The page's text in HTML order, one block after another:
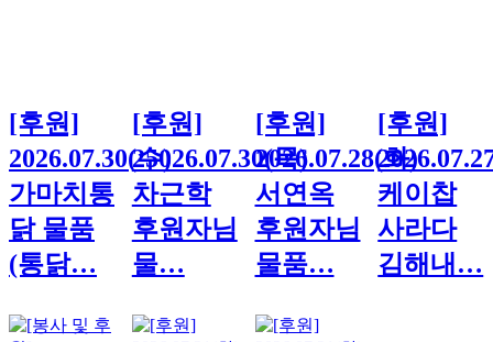
[후원]
2026.07.30(수)
가마치통
닭 물품
(통닭…
[후원]
25026.07.30(목)
차근학
후원자님
물…
[후원]
2026.07.28(화)
서연옥
후원자님
물품…
[후원]
케이찹
사라다
김해내…